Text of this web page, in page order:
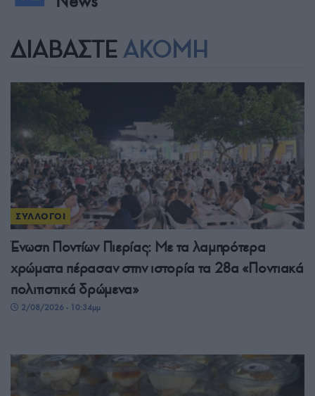
ΔΙΑΒΑΣΤΕ ΑΚΟΜΗ
ΣΥΛΛΟΓΟΙ
Ένωση Ποντίων Πιερίας: Με τα λαμπρότερα
χρώματα πέρασαν στην ιστορία τα 28α «Ποντιακά
πολιτιστικά δρώμενα»
2/08/2026 - 10:34μμ